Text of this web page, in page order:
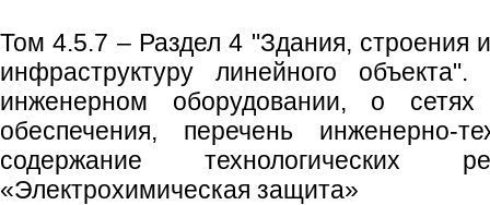
Том 4.5.7 – Раздел 4 "Здания, строения
инфраструктуру линейного
инженерном оборудовании, о сетях
обеспечения, перечень инженерно-
содержание
«Электрохимическая защита»